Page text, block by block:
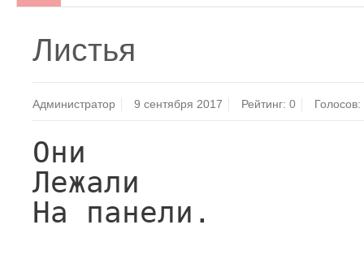
Листья
Администратор 9 сентября 2017 Рейтинг:0 Голосов:
Они
Лежали
На панели.